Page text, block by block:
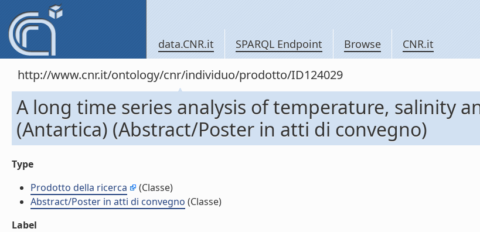
data.CNR.it SPARQL Endpoint Browse CNR.it
http://www.cnr.it/ontology/cnr/individuo/prodotto/ID124029
A long time series analysis of temperature, salinity
(Antartica) (Abstract/Poster in atti di convegno)
Type
Prodotto della ricerca
(Classe)
Abstract/Poster in atti di convegno (Classe)
Label